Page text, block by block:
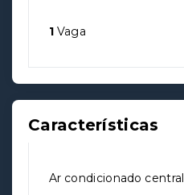
1 Vaga
Características
Ar condicionado central